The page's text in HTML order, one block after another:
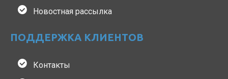
Новостная рассылка
ПОДДЕРЖКА КЛИЕНТОВ
Контакты